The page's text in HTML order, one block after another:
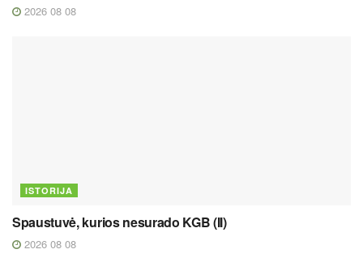
2026 08 08
ISTORIJA
Spaustuvė, kurios nesurado KGB (II)
2026 08 08